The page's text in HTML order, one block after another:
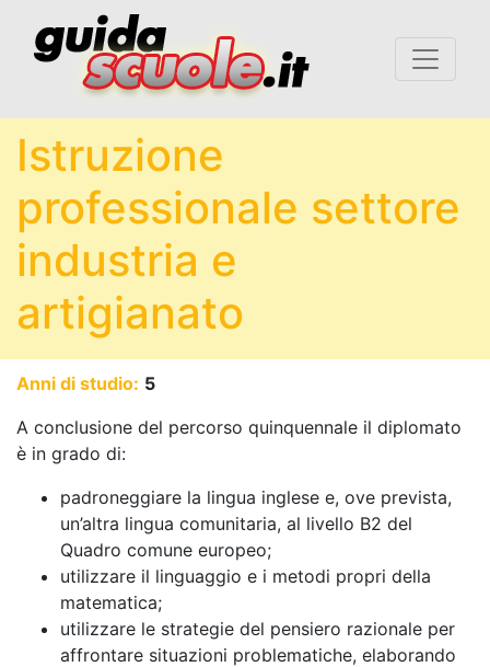
Istruzione
professionale settore
industria e
artigianato
Anni di studio: 5
A conclusione del percorso quinquennale il diplomato
è in grado di:
padroneggiare la lingua inglese e, ove prevista,
un’altra lingua comunitaria, al livello B2 del
Quadro comune europeo;
utilizzare il linguaggio e i metodi propri della
matematica;
utilizzare le strategie del pensiero razionale per
affrontare situazioni problematiche, elaborando